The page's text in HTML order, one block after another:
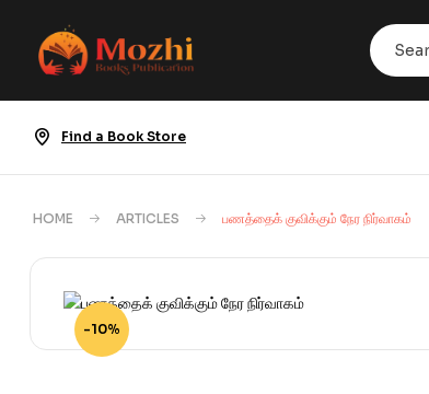
Find a Book Store
HOME ARTICLES பணத்தைக் குவிக்கும் நேர நிர்வாகம்
-10%